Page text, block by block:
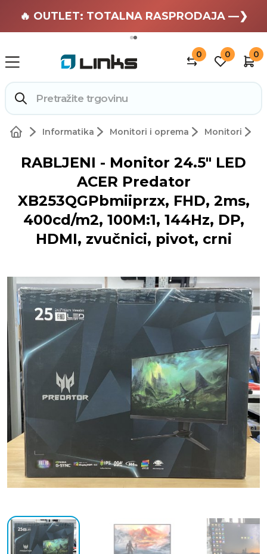
🏄 Zaslužuješ odmor —❯
🔥 OUTLET: TOTALNA RASPRODAJA —❯
0 0 0
Informatika Monitori i oprema Monitori
RABLJENI - Monitor 24.5" LED
ACER Predator
XB253QGPbmiiprzx, FHD, 2ms,
400cd/m2, 100M:1, 144Hz, DP,
HDMI, zvučnici, pivot, crni